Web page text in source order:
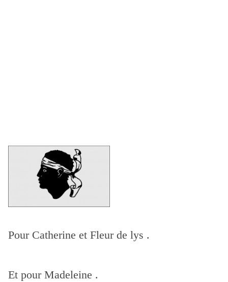
Pour Catherine et Fleur de lys .
Et pour Madeleine .